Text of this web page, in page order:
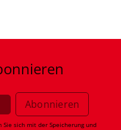
sich mit der Speicherung und